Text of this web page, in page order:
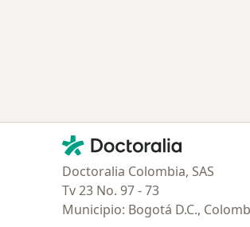
Contacto
Doctoralia - Página de inicio
Doctoralia Colombia, SAS
Tv 23 No. 97 - 73
Municipio: Bogotá D.C.,